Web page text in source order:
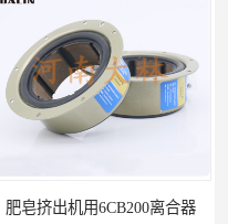
冷镦机刹车6CB,8CB,12CB,18CB